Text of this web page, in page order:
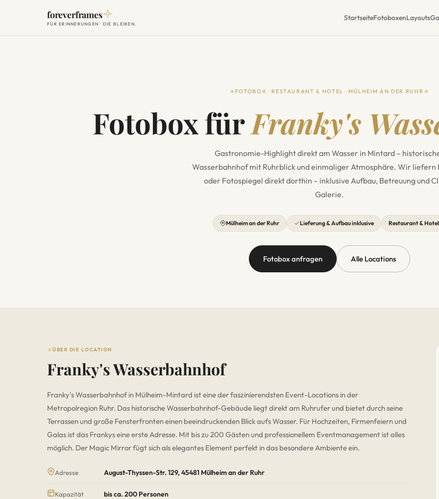
foreverframes
FÜR ERINNERUNGEN · DIE BLEIBEN.
StartseiteFotoboxenLayouts
FOTOBOX · RESTAURANT & HOTEL · MÜLHEIM AN DER RUHR
Fotobox fürFranky's
Gastronomie-Highlight direkt am Wasser in Mintard –
Wasserbahnhof mit Ruhrblick und einmaliger Atmosphäre. Wir liefern
oder Fotospiegel direkt dorthin – inklusive Aufbau, Betreuung und
Galerie.
Mülheim an der Ruhr Lieferung & Aufbau inklusive Restaurant & Hotel
Fotobox anfragen Alle Locations
ÜBER DIE LOCATION
Franky's Wasserbahnhof
Franky's Wasserbahnhof in Mülheim-Mintard ist eine der faszinierendsten Event-Locations in der
Metropolregion Ruhr. Das historische Wasserbahnhof-Gebäude liegt direkt am Ruhrufer und bietet durch seine
Terrassen und große Fensterfronten einen beeindruckenden Blick aufs Wasser. Für Hochzeiten, Firmenfeiern und
Galas ist das Frankys eine erste Adresse. Mit bis zu 200 Gästen und professionellem Eventmanagement ist alles
möglich. Der Magic Mirror fügt sich als elegantes Element perfekt in das besondere Ambiente ein.
Adresse August-Thyssen-Str. 129, 45481 Mülheim an der Ruhr
Kapazität bis ca. 200 Personen